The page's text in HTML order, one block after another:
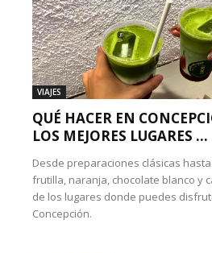
VIAJES
QUÉ HACER EN
LOS MEJORES LUGARES ...
Desde preparaciones clásicas
frutilla, naranja, chocolate blanco y
de los lugares donde puedes
Concepción.